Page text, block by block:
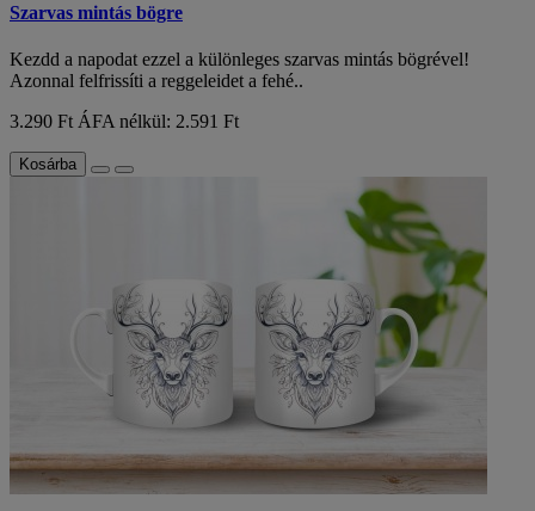
Szarvas mintás bögre
Kezdd a napodat ezzel a különleges szarvas mintás bögrével!
Azonnal felfrissíti a reggeleidet a fehé..
3.290 Ft ÁFA nélkül: 2.591 Ft
Kosárba